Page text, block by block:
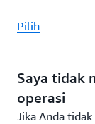
Pilih
Saya tidak
operasi
Jika Anda